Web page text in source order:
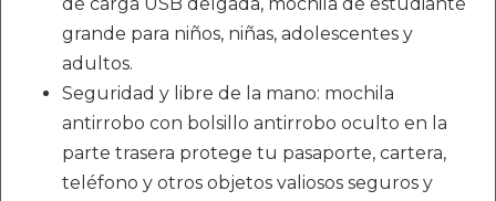
grande para niños, niñas, adolescentes y
adultos.
Seguridad y libre de la mano: mochila
antirrobo con bolsillo antirrobo oculto en la
parte trasera protege tu pasaporte, cartera,
teléfono y otros objetos valiosos seguros y